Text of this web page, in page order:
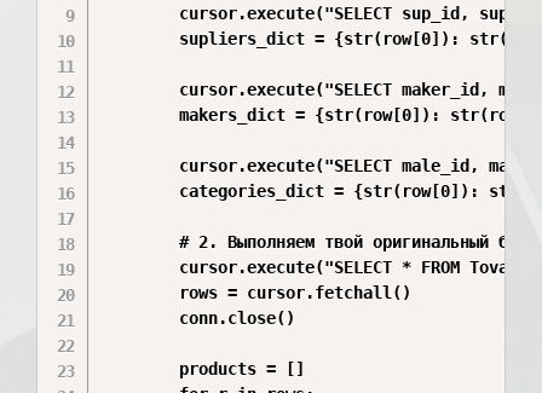
cursor.execute("SELECT sup_id,
supliers_dict = {str(row[0]):
cursor.execute("SELECT maker_id,
makers_dict = {str(row[0]):
cursor.execute("SELECT male_id,
categories_dict = {str(row[0]):
# 2. Выполняем твой оригинальный
        cursor.execute("SELECT * FROM Tovar")
        rows = cursor.fetchall()
        conn.close()
        products = []